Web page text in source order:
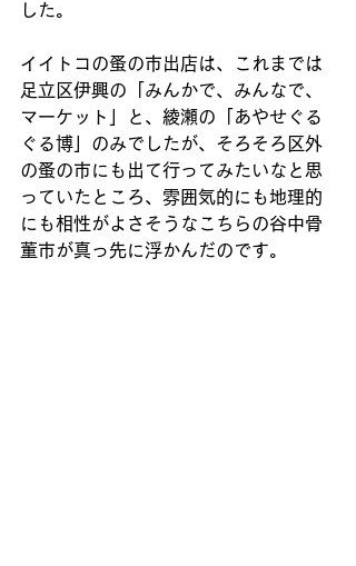
した。
イイトコの蚤の市出店は、これまでは
足立区伊興の「みんかで、みんなで、
マーケット」と、綾瀬の「あやせぐる
ぐる博」のみでしたが、そろそろ区外
の蚤の市にも出て行ってみたいなと思
っていたところ、雰囲気的にも地理的
にも相性がよさそうなこちらの谷中骨
董市が真っ先に浮かんだのです。